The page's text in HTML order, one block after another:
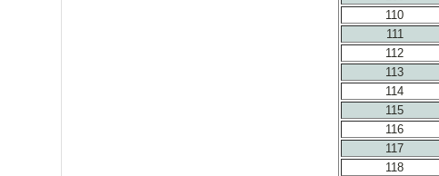
110
111
112
113
114
115
116
117
118